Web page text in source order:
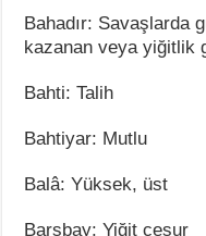
Bahadır: Savaşlarda
kazanan veya yiğitlik
Bahti: Talih
Bahtiyar: Mutlu
Balâ: Yüksek, üst
Barsbay: Yiğit cesur